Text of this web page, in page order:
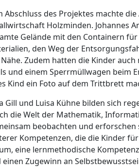
Abschluss des Projektes machte
Holzminden. Johannes
Gelände mit den Containern
den Weg der
Zudem hatten die Kinder
und einem Sperrmüllwagen beim
Kind ein Foto auf dem Trittbrett
Gill und Luisa Kühne bilden sich
die Welt der Mathematik,
beobachten und
Kompetenzen, die die Kinder
eine lernmethodische
einen Zugewinn an